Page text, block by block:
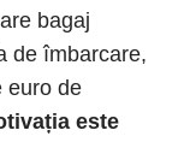
bagaj
de îmbarcare,
euro de
este